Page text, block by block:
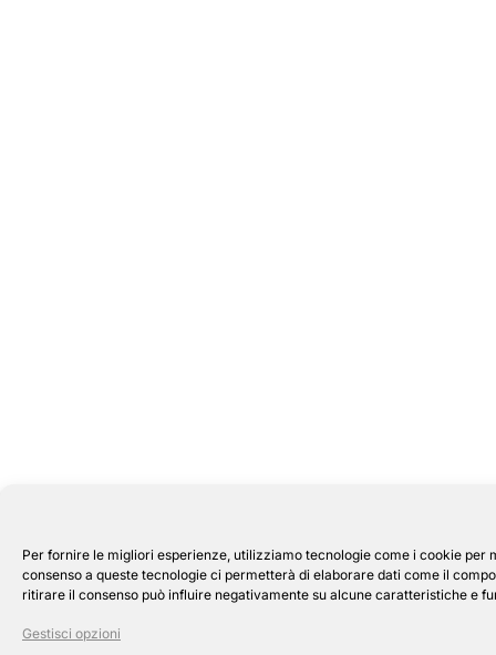
Per fornire le migliori esperienze, utilizziamo tecnologie come i cookie
consenso a queste tecnologie ci permetterà di elaborare dati come il
ritirare il consenso può influire negativamente su alcune caratteristiche e
Gestisci opzioni